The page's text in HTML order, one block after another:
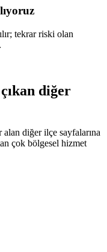
tekrar riski olan
diğer
alan diğer ilçe sayfalarına
çok bölgesel hizmet